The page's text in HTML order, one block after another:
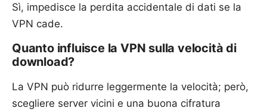
Sì, impedisce la perdita accidentale di dati se la
VPN cade.
Quanto influisce la VPN sulla velocità di
download?
La VPN può ridurre leggermente la velocità; però,
scegliere server vicini e una buona cifratura